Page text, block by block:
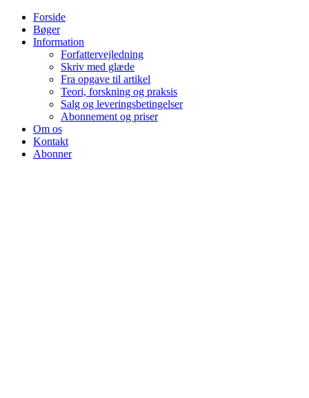
Forside
Bøger
Information
Forfattervejledning
Skriv med glæde
Fra opgave til artikel
Teori, forskning og praksis
Salg og leveringsbetingelser
Abonnement og priser
Om os
Kontakt
Abonner